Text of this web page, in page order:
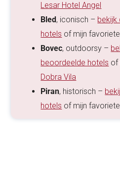
Lesar Hotel Angel
Bled , iconisch –
hotels of mijn
Bovec, outdoorsy –
beoordeelde hotels of
Dobra Vila
Piran, historisch –
hotels of mijn